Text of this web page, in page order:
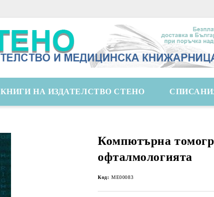
КНИГИ НА ИЗДАТЕЛСТВО СТЕНО
Компютърна
офталмологията
Код: ME00083